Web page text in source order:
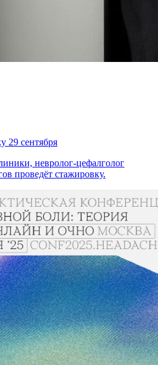
29 сентября
невролог-цефалголог
проведёт стажировку.